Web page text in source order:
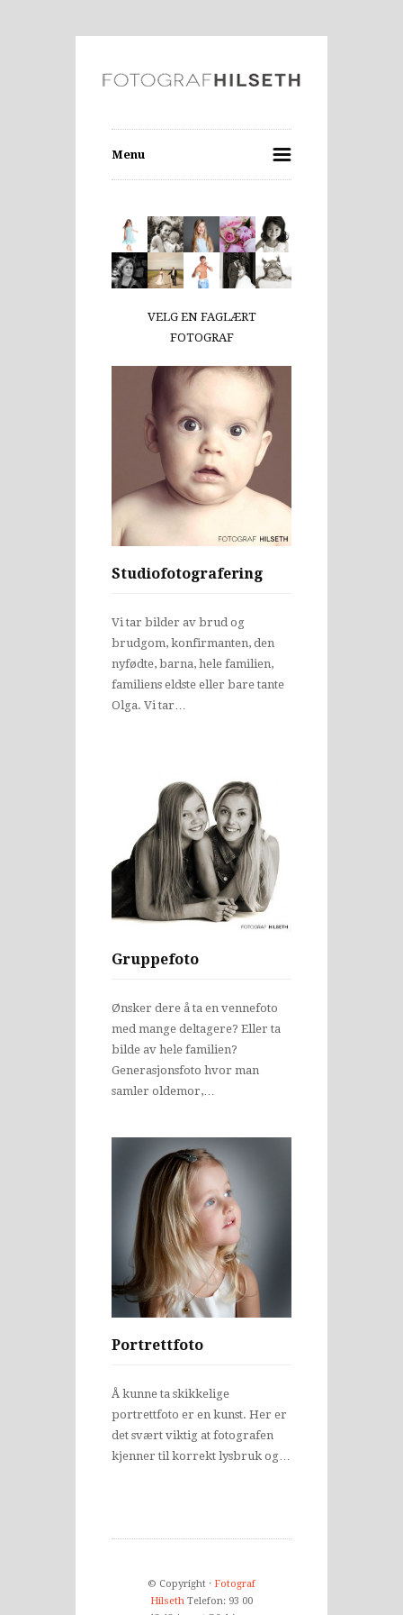
Menu
VELG EN FAGLÆRT
FOTOGRAF
Studiofotografering
Vi tar bilder av brud og
brudgom, konfirmanten, den
nyfødte, barna, hele familien,
familiens eldste eller bare tante
Olga. Vi tar…
Gruppefoto
Ønsker dere å ta en vennefoto
med mange deltagere? Eller ta
bilde av hele familien?
Generasjonsfoto hvor man
samler oldemor,…
Portrettfoto
Å kunne ta skikkelige
portrettfoto er en kunst. Her er
det svært viktig at fotografen
kjenner til korrekt lysbruk og…
© Copyright · Fotograf
Hilseth Telefon: 93 00